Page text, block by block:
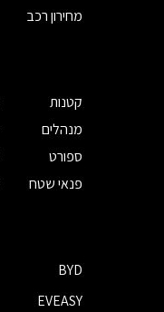
מחירון רכב
קטנות
מנהלים
ספורט
פנאי שטח
BYD
EVEASY